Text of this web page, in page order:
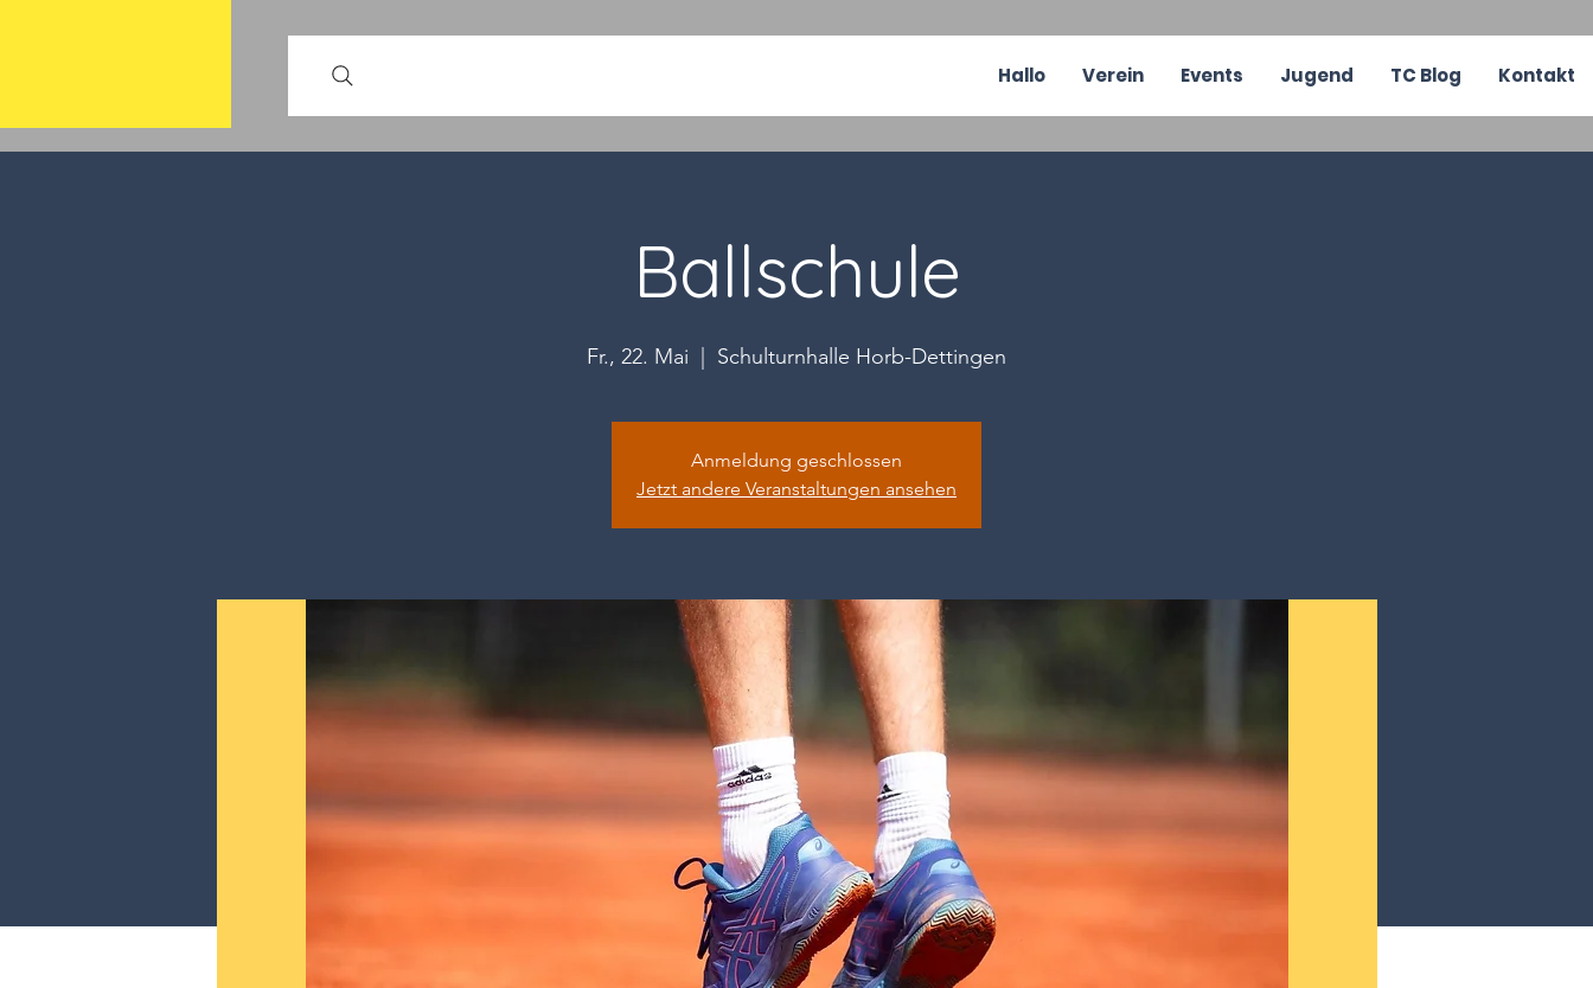
Hallo Verein Events Jugend TC Blog Kontakt
Ballschule
Fr., 22. Mai Schulturnhalle Horb-Dettingen
Anmeldung geschlossen
Jetzt andere Veranstaltungen ansehen